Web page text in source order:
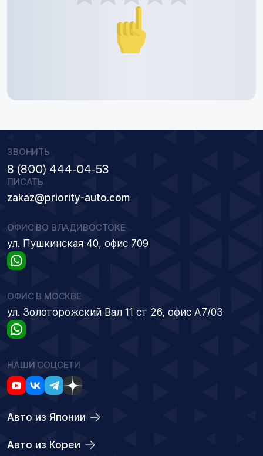
ЗВОНИТЬ
8 (800) 444-04-53
ПИСАТЬ
zakaz@priority-auto.com
ОФИС ВО ВЛАДИВОСТОКЕ
ул. Пушкинская 40, офис 709
ОФИС В МОСКВЕ
ул. Золоторожский Вал 11 ст 26, офис А7/03
НАШИ СОЦСЕТИ
Авто из Японии
Авто из Кореи